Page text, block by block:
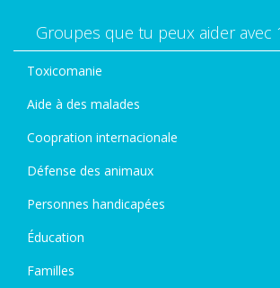
Groupes que tu peux aider avec
Toxicomanie
Aide à des malades
Coopration internacionale
Défense des animaux
Personnes handicapées
Éducation
Familles